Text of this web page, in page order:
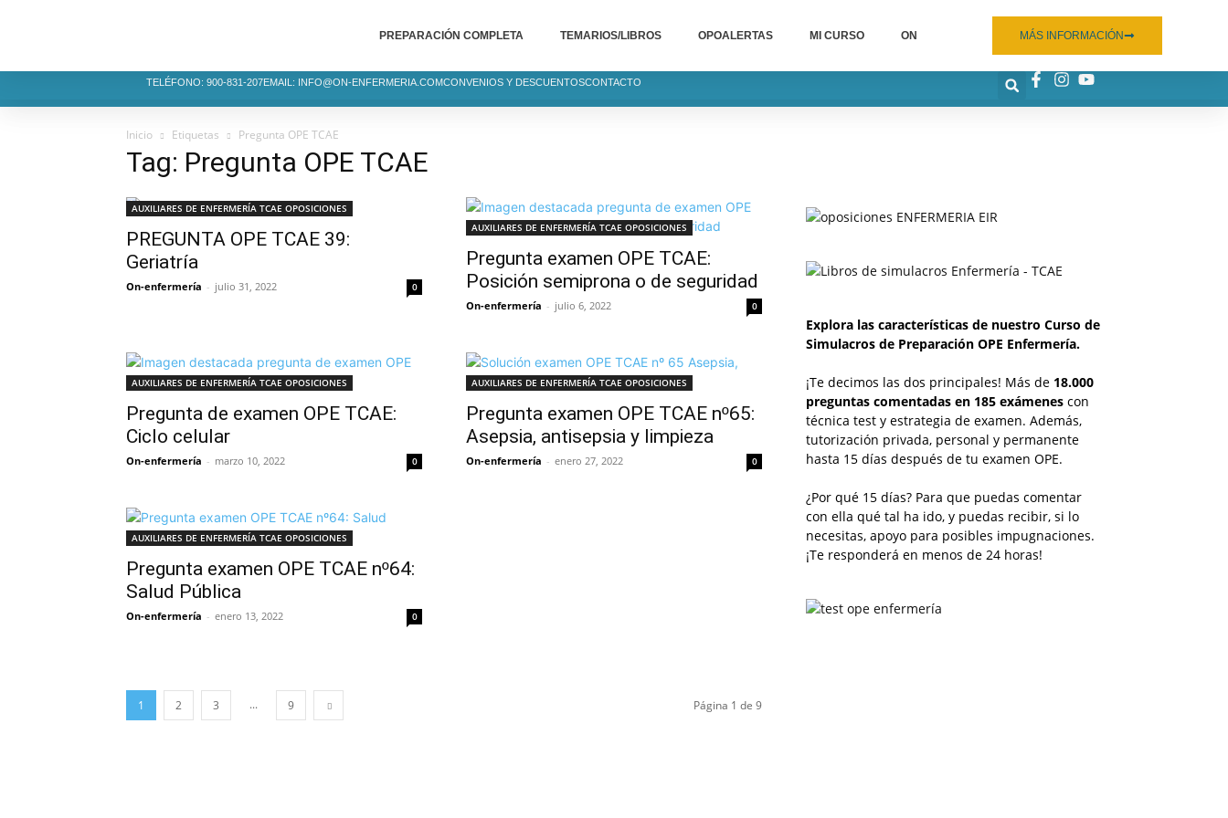
PREPARACIÓN COMPLETA TEMARIOS/LIBROS OPOALERTAS MI CURSO ON MÁS INFORMACIÓN
TELÉFONO: 900-831-207EMAIL: INFO@ON-ENFERMERIA.COMCONVENIOS Y DESCUENTOSCONTACTO
Inicio Etiquetas Pregunta OPE TCAE
Tag: Pregunta OPE TCAE
AUXILIARES DE ENFERMERÍA TCAE OPOSICIONES
PREGUNTA OPE TCAE 39:
Geriatría
On-enfermería - julio 31, 2022 0
AUXILIARES DE ENFERMERÍA TCAE OPOSICIONES
Pregunta examen OPE TCAE:
Posición semiprona o de seguridad
On-enfermería - julio 6, 2022 0
AUXILIARES DE ENFERMERÍA TCAE OPOSICIONES
Pregunta de examen OPE TCAE:
Ciclo celular
On-enfermería - marzo 10, 2022 0
AUXILIARES DE ENFERMERÍA TCAE OPOSICIONES
Pregunta examen OPE TCAE nº65:
Asepsia, antisepsia y limpieza
On-enfermería - enero 27, 2022 0
AUXILIARES DE ENFERMERÍA TCAE OPOSICIONES
Pregunta examen OPE TCAE nº64:
Salud Pública
On-enfermería - enero 13, 2022 0
1 2 3 ... 9 Página 1 de 9
Explora las características de nuestro Curso de
Simulacros de Preparación OPE Enfermería.
¡Te decimos las dos principales! Más de 18.000
preguntas comentadas en 185 exámenes con
técnica test y estrategia de examen. Además,
tutorización privada, personal y permanente
hasta 15 días después de tu examen OPE.
¿Por qué 15 días? Para que puedas comentar
con ella qué tal ha ido, y puedas recibir, si lo
necesitas, apoyo para posibles impugnaciones.
¡Te responderá en menos de 24 horas!